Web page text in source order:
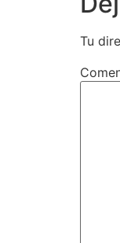
Tu